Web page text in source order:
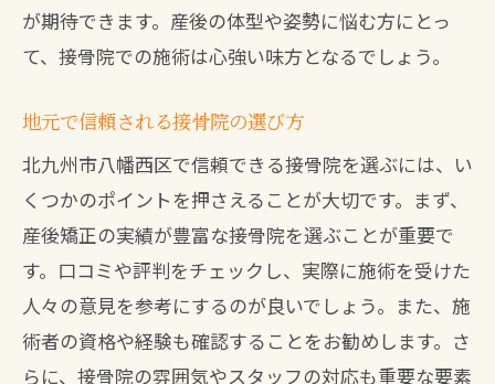
が期待できます。産後の体型や姿勢に悩む方にとっ
て、接骨院での施術は心強い味方となるでしょう。
地元で信頼される接骨院の選び方
北九州市八幡西区で信頼できる接骨院を選ぶには、い
くつかのポイントを押さえることが大切です。まず、
産後矯正の実績が豊富な接骨院を選ぶことが重要で
す。口コミや評判をチェックし、実際に施術を受けた
人々の意見を参考にするのが良いでしょう。また、施
術者の資格や経験も確認することをお勧めします。さ
らに、接骨院の雰囲気やスタッフの対応も重要な要素